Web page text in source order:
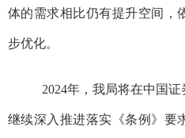
体的需求相比仍有提升空间，
步优化。
2024年，我局将在中国
继续深入推进落实《条例》要